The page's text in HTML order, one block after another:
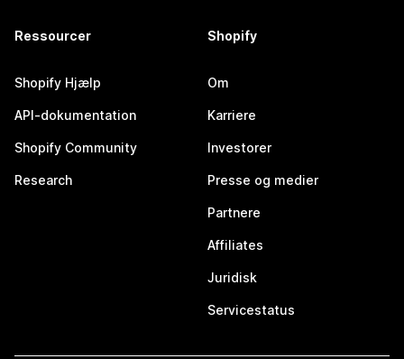
Ressourcer
Shopify Hjælp
API-dokumentation
Shopify Community
Research
Shopify
Om
Karriere
Investorer
Presse og medier
Partnere
Affiliates
Juridisk
Servicestatus